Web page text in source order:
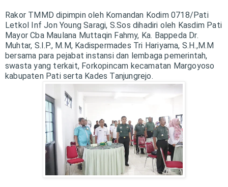
Rakor TMMD dipimpin oleh Komandan Kodim 0718/Pati
Letkol Inf Jon Young Saragi, S.Sos dihadiri oleh Kasdim Pati
Mayor Cba Maulana Muttaqin Fahmy, Ka. Bappeda Dr.
Muhtar, S.I.P., M.M, Kadispermades Tri Hariyama, S.H.,M.M
bersama para pejabat instansi dan lembaga pemerintah,
swasta yang terkait, Forkopincam kecamatan Margoyoso
kabupaten Pati serta Kades Tanjungrejo.